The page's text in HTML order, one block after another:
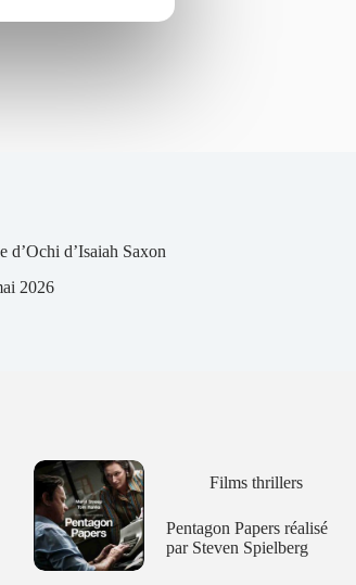
d’Ochi d’Isaiah Saxon
2026
Films thrillers
Pentagon Papers réalisé
par Steven Spielberg